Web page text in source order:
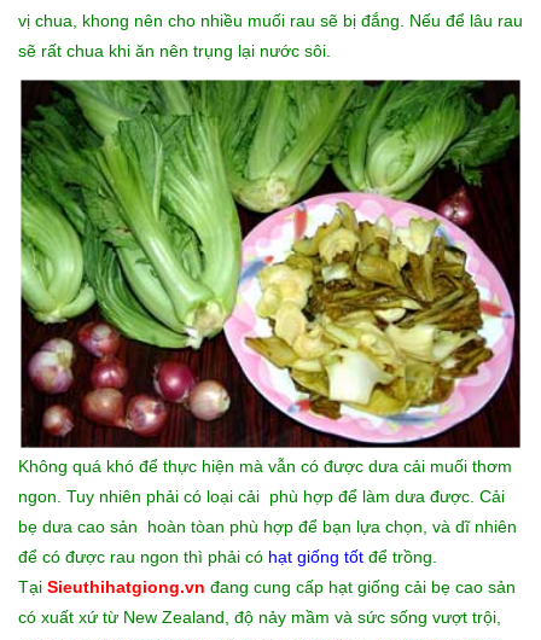
vị chua, khong nên cho nhiều muối rau sẽ bị đắng. Nếu để lâu rau
sẽ rất chua khi ăn nên trụng lại nước sôi.
Không quá khó để thực hiện mà vẫn có được dưa cải muối thơm
ngon. Tuy nhiên phải có loại cải phù hợp để làm dưa được. Cải
bẹ dưa cao sản hoàn tòan phù hợp để bạn lựa chọn, và dĩ nhiên
để có được rau ngon thì phải có hạt giống tốt để trồng.
Tại Sieuthihatgiong.vn đang cung cấp hạt giống cải bẹ cao sản
có xuất xứ từ New Zealand, độ nảy mầm và sức sống vượt trội,